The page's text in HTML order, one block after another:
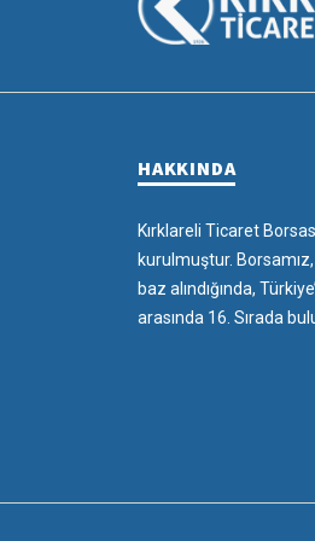
HAKKINDA
Kırklareli Ticaret
kurulmuştur.
baz alındığında,
arasında 16. Sırada